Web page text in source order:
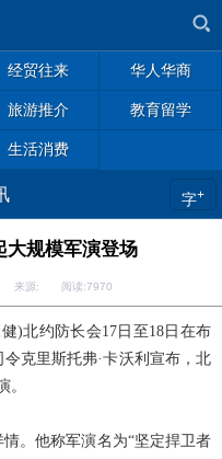
经贸往来 华人华商
旅游推介 教育留学
生活消费
字+
大规模军演登场
: 来源: 阅读:7970
)北约防长会17日至18日在布
克里斯托弗·卡沃利宣布，北
。
。他称军演名为“坚定捍卫者